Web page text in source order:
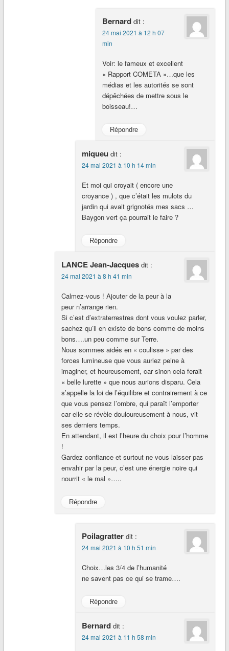
Bernard dit :
24 mai 2021 à 12 h 07
min
Voir: le fameux et excellent
« Rapport COMETA »…que les
médias et les autorités se sont
dépêchées de mettre sous le
boisseau!…
Répondre
miqueu dit :
24 mai 2021 à 10 h 14 min
Et moi qui croyait ( encore une
croyance ) , que c’était les mulots du
jardin qui avait grignotés mes sacs …
Baygon vert ça pourrait le faire ?
Répondre
LANCE Jean-Jacques dit :
24 mai 2021 à 8 h 41 min
Calmez-vous ! Ajouter de la peur à la
peur n’arrange rien.
Si c’est d’extraterrestres dont vous voulez parler,
sachez qu’il en existe de bons comme de moins
bons….un peu comme sur Terre.
Nous sommes aidés en « coulisse » par des
forces lumineuse que vous auriez peine à
imaginer, et heureusement, car sinon cela ferait
« belle lurette » que nous aurions disparu. Cela
s’appelle la loi de l’équilibre et contrairement à ce
que vous pensez l’ombre, qui paraît l’emporter
car elle se révèle douloureusement à nous, vit
ses derniers temps.
En attendant, il est l’heure du choix pour l’homme
!
Gardez confiance et surtout ne vous laisser pas
envahir par la peur, c’est une énergie noire qui
nourrit « le mal »…..
Répondre
Poilagratter dit :
24 mai 2021 à 10 h 51 min
Choix…les 3/4 de l’humanité
ne savent pas ce qui se trame….
Répondre
Bernard dit :
24 mai 2021 à 11 h 58 min